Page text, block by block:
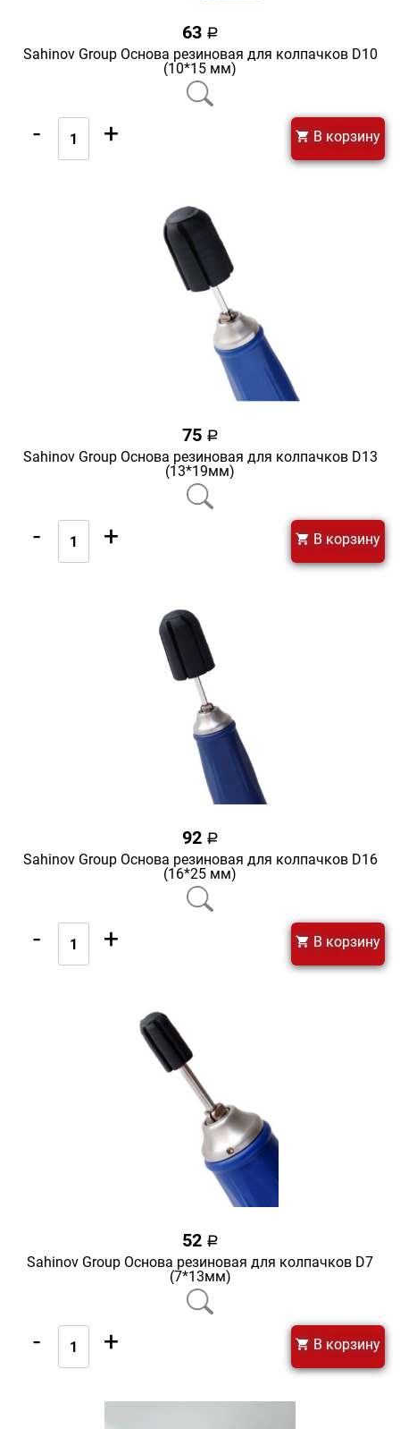
63 a
Sahinov Group Основа резиновая для колпачков D10
(10*15 мм)
- + В корзину
75 a
Sahinov Group Основа резиновая для колпачков D13
(13*19мм)
- + В корзину
92 a
Sahinov Group Основа резиновая для колпачков D16
(16*25 мм)
- + В корзину
52 a
Sahinov Group Основа резиновая для колпачков D7
(7*13мм)
- + В корзину